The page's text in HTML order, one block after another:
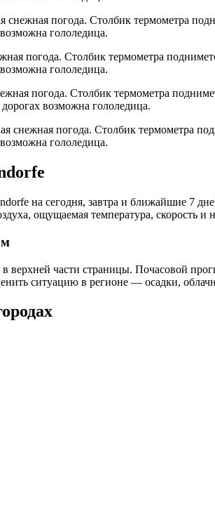
снежная погода. Столбик термометра
гололедица.
погода. Столбик термометра
гололедица.
погода. Столбик термометра
возможна гололедица.
снежная погода. Столбик термометра
гололедица.
на сегодня, завтра и ближайшие 7
ощущаемая температура, скорость
верхней части страницы. Почасовой
ситуацию в регионе — осадки,